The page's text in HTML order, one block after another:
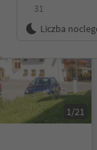
31
Liczba
1/21